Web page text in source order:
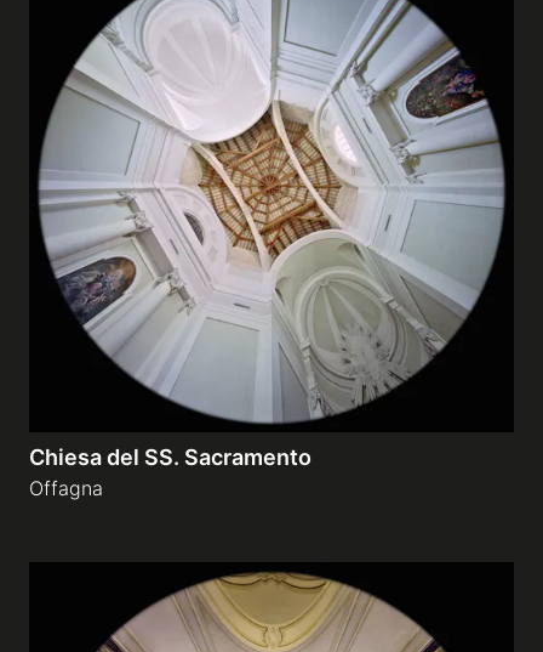
Chiesa del SS. Sacramento
Offagna